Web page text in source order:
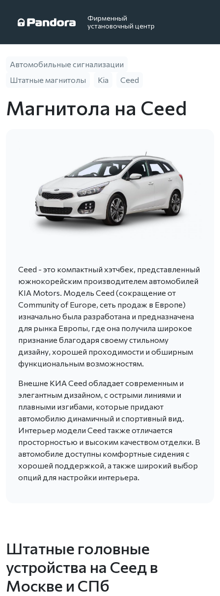
Фирменный
установочный центр
Автомобильные сигнализации
Штатные магнитолы
Kia Ceed
Магнитола на Ceed
Ceed - это компактный хэтчбек, представленный
южнокорейским производителем автомобилей
KIA Motors. Модель Ceed (сокращение от
Community of Europe, сеть продаж в Европе)
изначально была разработана и предназначена
для рынка Европы, где она получила широкое
признание благодаря своему стильному
дизайну, хорошей проходимости и обширным
функциональным возможностям.
Внешне КИА Ceed обладает современным и
элегантным дизайном, с острыми линиями и
плавными изгибами, которые придают
автомобилю динамичный и спортивный вид.
Интерьер модели Ceed также отличается
просторностью и высоким качеством отделки. В
автомобиле доступны комфортные сидения с
хорошей поддержкой, а также широкий выбор
опций для настройки интерьера.
Штатные головные
устройства на Сеед в
Москве и СПб